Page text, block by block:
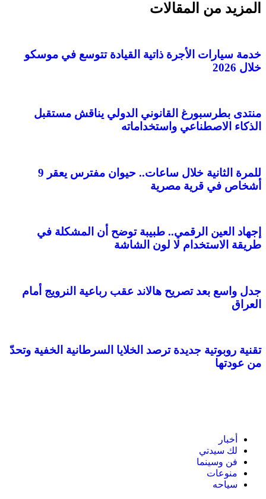
المزيد من المقالات
خدمة سيارات الأجرة ذاتية القيادة تتوسع في موسكو
خلال 2026
منتدى بطرسبورغ القانوني الدولي يناقش مستقبل
الذكاء الاصطناعي واستخداماته
للمرة الثانية خلال ساعات.. حيوان مفترس يعقر 9
أشخاص في قرية مصرية
إجهاد العين الرقمي.. طبيبة توضح أن المشكلة في
طريقة الاستخدام لا لون الشاشة
جدل واسع بعد تصريح هالاند عقب رباعية النرويج أمام
العراق
تقنية روبوتية جديدة ترصد الخلايا السرطانية الخفية وتحدّ
من عودتها
أخبار
لك سيدتي
فن وسينما
منوعات
سياحه